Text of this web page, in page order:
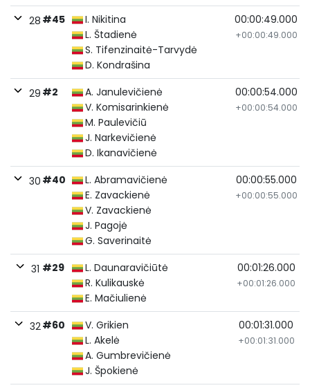
28 #45
I. Nikitina
L. Štadienė
S. Tifenzinaitė-Tarvydė
D. Kondrašina
00:00:49.000
+00:00:49.000
29 #2
A. Janulevičienė
V. Komisarinkienė
M. Paulevičiū
J. Narkevičienė
D. Ikanavičienė
00:00:54.000
+00:00:54.000
30 #40
L. Abramavičienė
E. Zavackienė
V. Zavackienė
J. Pagojė
G. Saverinaitė
00:00:55.000
+00:00:55.000
31 #29
L. Daunaravičiūtė
R. Kulikauskė
E. Mačiulienė
00:01:26.000
+00:01:26.000
32#60
V. Grikien
L. Akelė
A. Gumbrevičienė
J. Špokienė
00:01:31.000
+00:01:31.000